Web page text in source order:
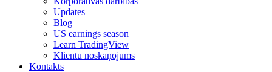
Updates
Blog
US earnings season
Learn TradingView
Klientu noskaņojums
Kontakts